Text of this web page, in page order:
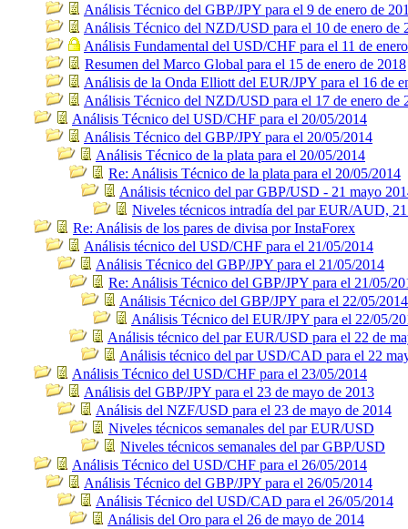
Análisis Técnico del GBP/JPY para el 9 de enero de
Análisis Técnico del NZD/USD para el 10 de enero de
Análisis Fundamental del USD/CHF para el 11 de
Resumen del Marco Global para el 15 de enero de 2018
Análisis de la Onda Elliott del EUR/JPY para el 16 de
Análisis Técnico del NZD/USD para el 17 de enero de
Análisis Técnico del USD/CHF para el 20/05/2014
Análisis Técnico del GBP/JPY para el 20/05/2014
Análisis Técnico de la plata para el 20/05/2014
Re: Análisis Técnico de la plata para el 20/05/2014
Análisis técnico del par GBP/USD - 21 mayo
Niveles técnicos intradía del par EUR/AUD,
Re: Análisis de los pares de divisa por InstaForex
Análisis técnico del USD/CHF para el 21/05/2014
Análisis Técnico del GBP/JPY para el 21/05/2014
Re: Análisis Técnico del GBP/JPY para el 21/05/
Análisis Técnico del GBP/JPY para el 22/05/2014
Análisis Técnico del EUR/JPY para el 22/05/
Análisis técnico del par EUR/USD para el 22 de
Análisis técnico del par USD/CAD para el 22
Análisis Técnico del USD/CHF para el 23/05/2014
Análisis del GBP/JPY para el 23 de mayo de 2013
Análisis del NZF/USD para el 23 de mayo de 2014
Niveles técnicos semanales del par EUR/USD
Niveles técnicos semanales del par GBP/USD
Análisis Técnico del USD/CHF para el 26/05/2014
Análisis Técnico del GBP/JPY para el 26/05/2014
Análisis Técnico del USD/CAD para el 26/05/2014
Análisis del Oro para el 26 de mayo de 2014